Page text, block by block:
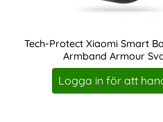
Tech-Protect Xiaomi Smart
Armband Armour
Art. nr 233485
Logga in för att